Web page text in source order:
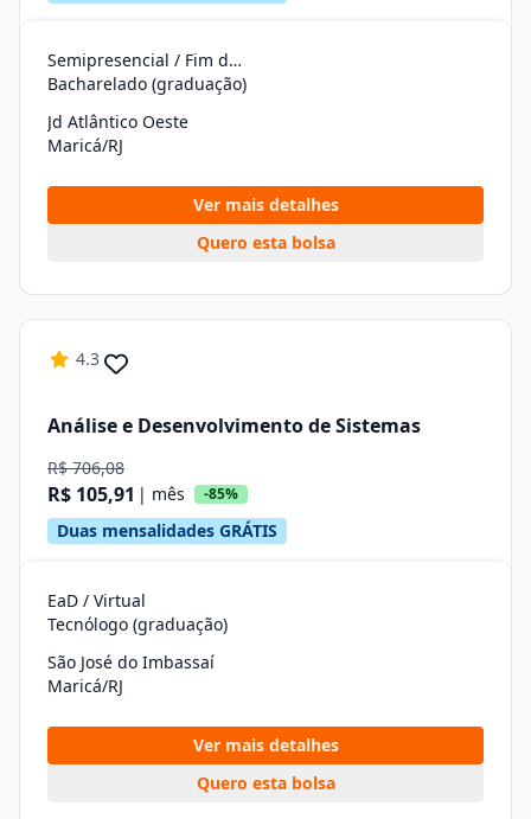
Semipresencial / Fim de Semana
Bacharelado (graduação)
Jd Atlântico Oeste
Maricá/RJ
Ver mais detalhes
Quero esta bolsa
4.3
Análise e Desenvolvimento de Sistemas
R$ 706,08
R$ 105,91 | mês -85%
Duas mensalidades GRÁTIS
EaD / Virtual
Tecnólogo (graduação)
São José do Imbassaí
Maricá/RJ
Ver mais detalhes
Quero esta bolsa